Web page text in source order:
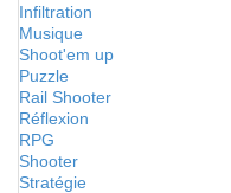
Infiltration
Musique
Shoot'em up
Puzzle
Rail Shooter
Réflexion
RPG
Shooter
Stratégie